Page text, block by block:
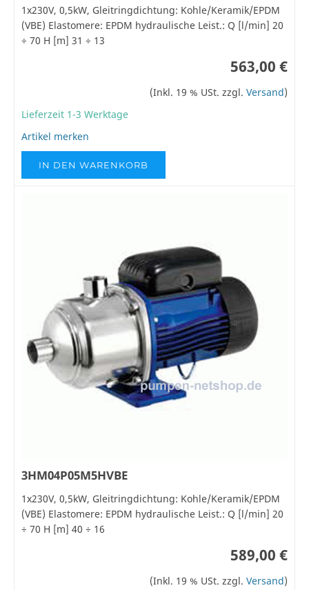
1x230V, 0,5kW, Gleitringdichtung: Kohle/Keramik/EPDM
(VBE) Elastomere: EPDM hydraulische Leist.: Q [l/min] 20
÷ 70 H [m] 31 ÷ 13
563,00 €
(Inkl. 19 % USt. zzgl. Versand)
Lieferzeit 1-3 Werktage
Artikel merken
IN DEN WARENKORB
3HM04P05M5HVBE
1x230V, 0,5kW, Gleitringdichtung: Kohle/Keramik/EPDM
(VBE) Elastomere: EPDM hydraulische Leist.: Q [l/min] 20
÷ 70 H [m] 40 ÷ 16
589,00 €
(Inkl. 19 % USt. zzgl. Versand)